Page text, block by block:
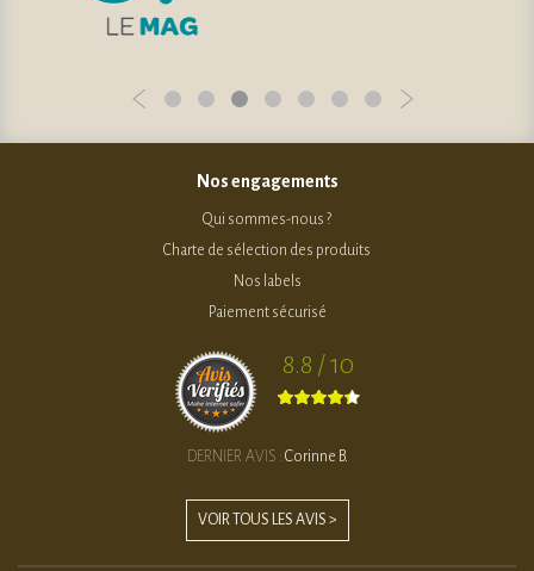
Nos engagements
Qui sommes-nous ?
Charte de sélection des produits
Nos labels
Paiement sécurisé
8.8 / 10
DERNIER AVIS : Corinne B.
VOIR TOUS LES AVIS >